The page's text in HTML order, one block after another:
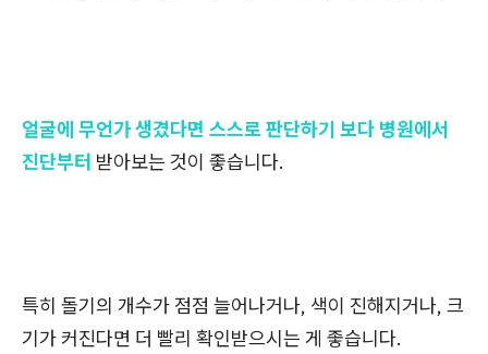
얼굴에 무언가 생겼다면 스스로 판단하기 보다 병원에서
진단부터 받아보는 것이 좋습니다.
특히 돌기의 개수가 점점 늘어나거나, 색이 진해지거나, 크
기가 커진다면 더 빨리 확인받으시는 게 좋습니다.